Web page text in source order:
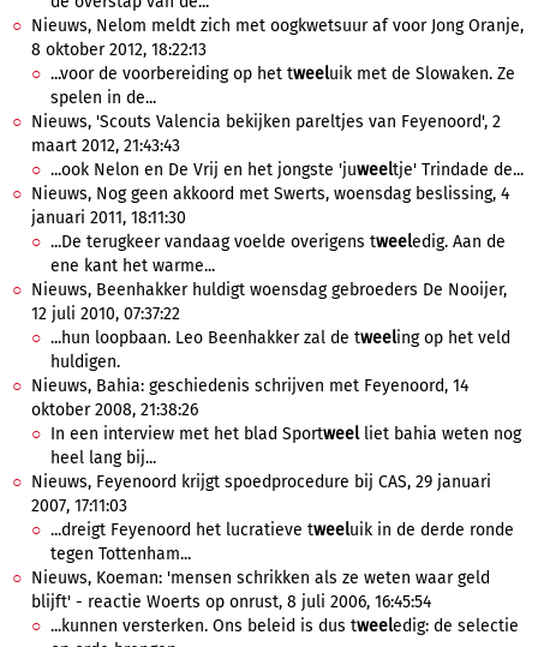
Nieuws, Nelom meldt zich met oogkwetsuur af voor Jong Oranje,
8 oktober 2012, 18:22:13
...voor de voorbereiding op het tweeluik met de Slowaken. Ze
spelen in de...
Nieuws, 'Scouts Valencia bekijken pareltjes van Feyenoord', 2
maart 2012, 21:43:43
...ook Nelon en De Vrij en het jongste 'juweeltje' Trindade de...
Nieuws, Nog geen akkoord met Swerts, woensdag beslissing, 4
januari 2011, 18:11:30
...De terugkeer vandaag voelde overigens tweeledig. Aan de
ene kant het warme...
Nieuws, Beenhakker huldigt woensdag gebroeders De Nooijer,
12 juli 2010, 07:37:22
...hun loopbaan. Leo Beenhakker zal de tweeling op het veld
huldigen.
Nieuws, Bahia: geschiedenis schrijven met Feyenoord, 14
oktober 2008, 21:38:26
In een interview met het blad Sportweelliet bahia weten nog
heel lang bij...
Nieuws, Feyenoord krijgt spoedprocedure bij CAS, 29 januari
2007, 17:11:03
...dreigt Feyenoord het lucratieve tweeluik in de derde ronde
tegen Tottenham...
Nieuws, Koeman: 'mensen schrikken als ze weten waar geld
blijft' - reactie Woerts op onrust, 8 juli 2006, 16:45:54
...kunnen versterken. Ons beleid is dus tweeledig: de selectie